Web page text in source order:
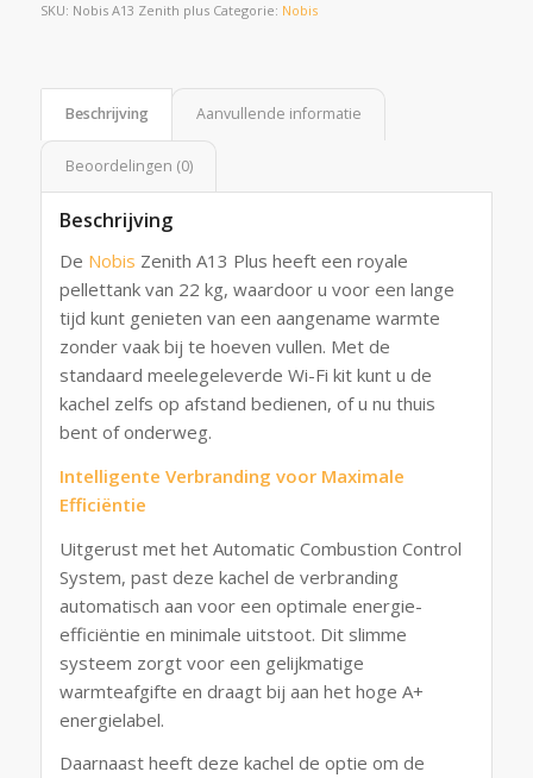
SKU: Nobis A13 Zenith plus Categorie: Nobis
Beschrijving Aanvullende informatie
Beoordelingen (0)
Beschrijving
De Nobis Zenith A13 Plus heeft een royale
pellettank van 22 kg, waardoor u voor een lange
tijd kunt genieten van een aangename warmte
zonder vaak bij te hoeven vullen. Met de
standaard meelegeleverde Wi-Fi kit kunt u de
kachel zelfs op afstand bedienen, of u nu thuis
bent of onderweg.
Intelligente Verbranding voor Maximale
Efficiëntie
Uitgerust met het Automatic Combustion Control
System, past deze kachel de verbranding
automatisch aan voor een optimale energie-
efficiëntie en minimale uitstoot. Dit slimme
systeem zorgt voor een gelijkmatige
warmteafgifte en draagt bij aan het hoge A+
energielabel.
Daarnaast heeft deze kachel de optie om de